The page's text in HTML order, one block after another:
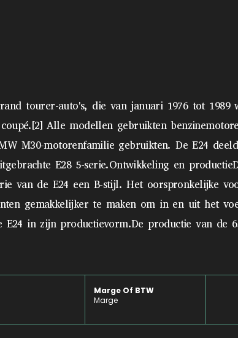
tourer-auto's, die van januari 1976 tot 1989
Alle modellen gebruikten
M30-motorenfamilie gebruikten. De E24
E28 5-serie.Ontwikkeling en
van de E24 een B-stijl. Het oorspronkelijke
gemakkelijker te maken om in en uit het
in zijn productievorm.De productie van de
Marge Of BTW
Marge